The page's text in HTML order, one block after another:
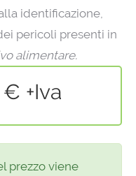
identificazione,
pericoli presenti in
alimentare.
+Iva
prezzo viene